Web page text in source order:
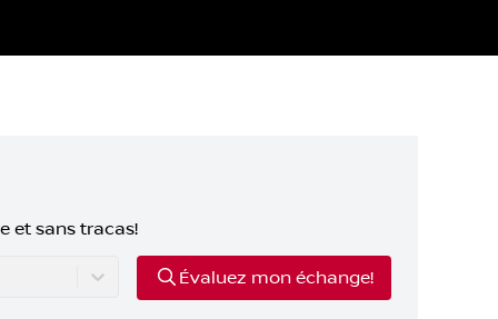
et sans tracas!
Évaluez mon échange!